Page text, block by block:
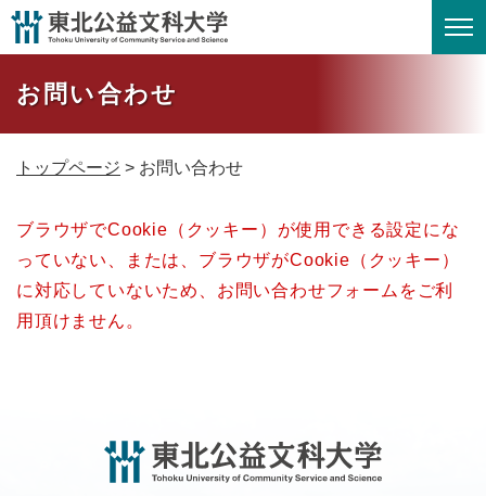
ペ
メニューを飛ばして本文へ
お問い合わせ
トップページ > お問い合わせ
文
ブラウザでCookie（クッキー）が使用できる設定にな
っていない、または、ブラウザがCookie（クッキー）
に対応していないため、お問い合わせフォームをご利
用頂けません。